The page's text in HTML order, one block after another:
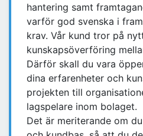
hantering samt
varför god svenska i
krav. Vår kund tror på
kunskapsöverföring
Därför skall du vara
dina erfarenheter och
projekten till
lagspelare inom bolaget.
Det är meriterande om